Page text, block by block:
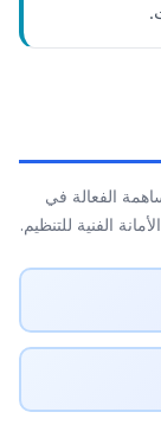
الفعالة في
الفنية للتنظيم.